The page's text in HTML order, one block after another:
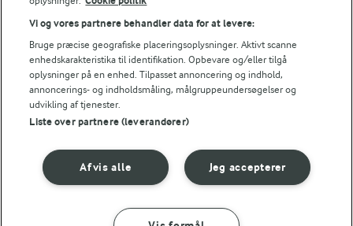
© 2026 Arla Foods
Vælg en anden cookies
Betingelser for brug
Håndtering af personlige oplysninger
Vi og vores partnere behandler data for at levere:
Bruge præcise geografiske placeringsoplysninger. Aktivt scanne
enhedskarakteristika til identifikation. Opbevare og/eller tilgå
oplysninger på en enhed. Tilpasset annoncering og indhold,
annoncerings- og indholdsmåling, målgruppeundersøgelser og
udvikling af tjenester.
Liste over partnere (leverandører)
Jeg accepterer
Afvis alle